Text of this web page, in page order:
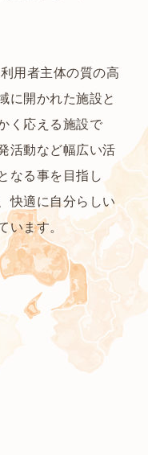
用者主体の質の高
に開かれた施設と
く応える施設で
活動など幅広い活
なる事を目指し
快適に自分らしい
います。